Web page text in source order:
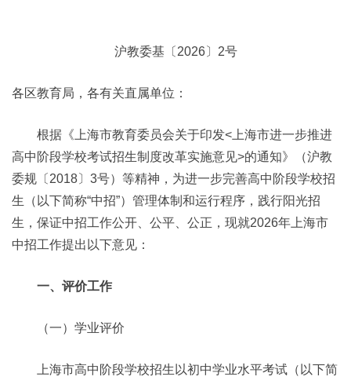
沪教委基〔2026〕2号
各区教育局，各有关直属单位：
根据《上海市教育委员会关于印发<上海市进一步推进
高中阶段学校考试招生制度改革实施意见>的通知》（沪教
委规〔2018〕3号）等精神，为进一步完善高中阶段学校招
生（以下简称“中招”）管理体制和运行程序，践行阳光招
生，保证中招工作公开、公平、公正，现就2026年上海市
中招工作提出以下意见：
一、评价工作
（一）学业评价
上海市高中阶段学校招生以初中学业水平考试（以下简